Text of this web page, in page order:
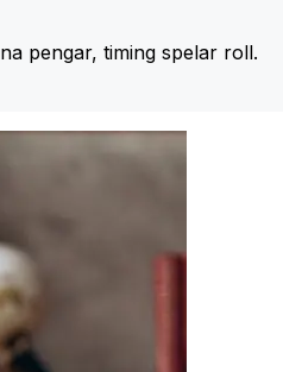
pengar, timing spelar roll.